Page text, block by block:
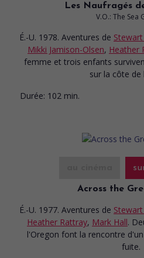
Les Naufragés
V.O.: The Sea
É.-U. 1978. Aventures de
Mikki Jamison-Olsen, Heather
femme et trois enfants
sur la côte de
Durée: 102 min.
Across the
É.-U. 1977. Aventures de
Heather Rattray, Mark Hall.
l'Oregon font la rencontre
fuite.